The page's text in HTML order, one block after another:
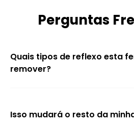
Perguntas
Quais tipos de reflexo esta
remover?
Isso mudará o resto da